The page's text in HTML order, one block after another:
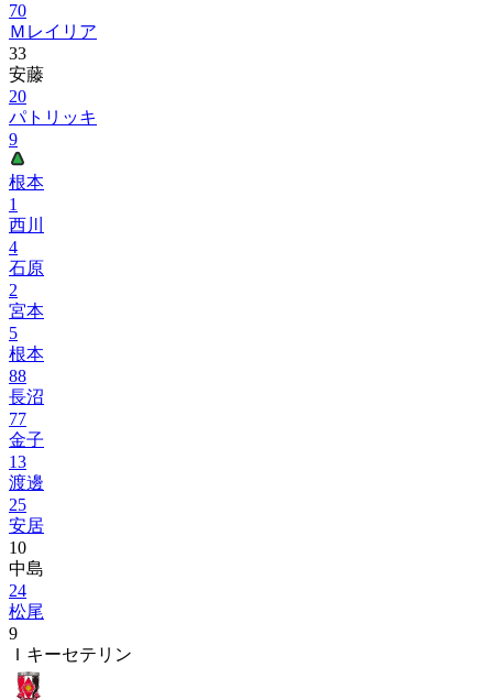
70
Ｍレイリア
33
安藤
20
パトリッキ
9
根本
1
西川
4
石原
2
宮本
5
根本
88
長沼
77
金子
13
渡邊
25
安居
10
中島
24
松尾
9
Ｉキーセテリン